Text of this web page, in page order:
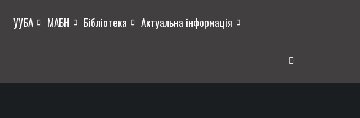
УУБА МАБН Бібліотека Актуальна інформація